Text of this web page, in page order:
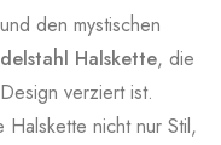
den mystischen
Halskette, die
verziert ist.
nicht nur Stil,